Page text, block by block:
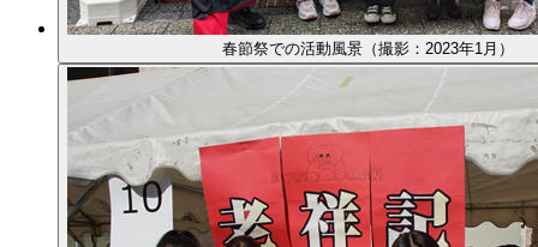
春節祭での活動風景（撮影：2023年1月）